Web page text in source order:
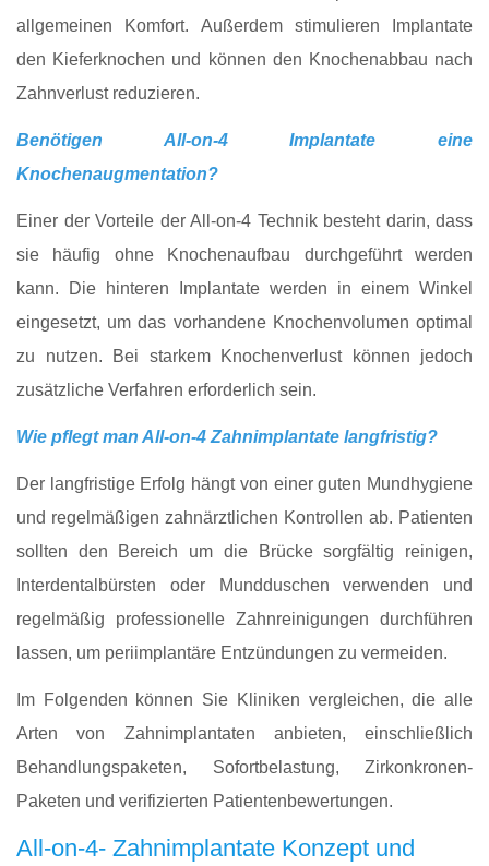
allgemeinen Komfort. Außerdem stimulieren Implantate
den Kieferknochen und können den Knochenabbau nach
Zahnverlust reduzieren.
Benötigen All-on-4 Implantate eine
Knochenaugmentation?
Einer der Vorteile der All-on-4 Technik besteht darin, dass
sie häufig ohne Knochenaufbau durchgeführt werden
kann. Die hinteren Implantate werden in einem Winkel
eingesetzt, um das vorhandene Knochenvolumen optimal
zu nutzen. Bei starkem Knochenverlust können jedoch
zusätzliche Verfahren erforderlich sein.
Wie pflegt man All-on-4 Zahnimplantate langfristig?
Der langfristige Erfolg hängt von einer guten Mundhygiene
und regelmäßigen zahnärztlichen Kontrollen ab. Patienten
sollten den Bereich um die Brücke sorgfältig reinigen,
Interdentalbürsten oder Mundduschen verwenden und
regelmäßig professionelle Zahnreinigungen durchführen
lassen, um periimplantäre Entzündungen zu vermeiden.
Im Folgenden können Sie Kliniken vergleichen, die alle
Arten von Zahnimplantaten anbieten, einschließlich
Behandlungspaketen, Sofortbelastung, Zirkonkronen-
Paketen und verifizierten Patientenbewertungen.
All-on-4- Zahnimplantate Konzept und